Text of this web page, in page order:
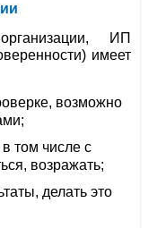
ИП
имеет
возможно
том числе с
возражать;
делать это